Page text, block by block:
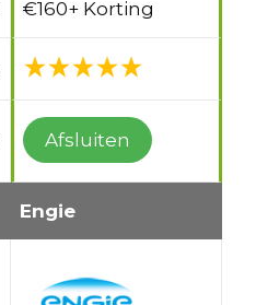
€160+ Korting
Afsluiten
Engie